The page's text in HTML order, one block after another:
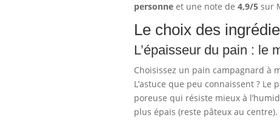
personne et une note de 4,9/5 sur
Le choix des
L’épaisseur du pain : le
Choisissez un pain campagnard à
L’astuce que peu connaissent ?
poreuse qui résiste mieux à
plus épais (reste pâteux au centre).